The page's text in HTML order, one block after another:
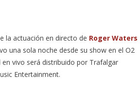
la actuación en directo de Roger Waters
una sola noche desde su show en el O2
en vivo será distribuido por Trafalgar
Entertainment.